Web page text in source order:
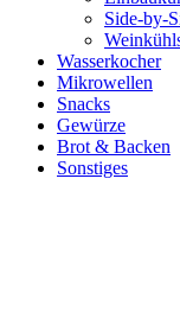
Side-by-
Wasserkocher
Mikrowellen
Snacks
Gewürze
Brot & Backen
Sonstiges